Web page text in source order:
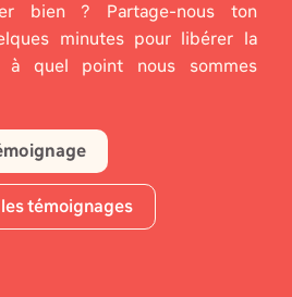
bien ? Partage-nous ton
minutes pour libérer la
à quel point nous sommes
témoignages